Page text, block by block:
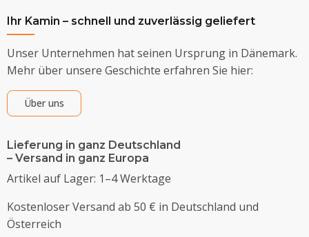
Ihr Kamin – schnell und zuverlässig geliefert
Unser Unternehmen hat seinen Ursprung in Dänemark.
Mehr über unsere Geschichte erfahren Sie hier:
Über uns
Lieferung in ganz Deutschland
– Versand in ganz Europa
Artikel auf Lager: 1–4 Werktage
Kostenloser Versand ab 50 € in Deutschland und
Österreich